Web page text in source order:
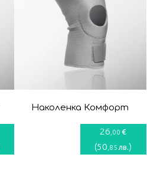
Наколенка Комфорт
26 ,00 €
(50 ,85 лв.)